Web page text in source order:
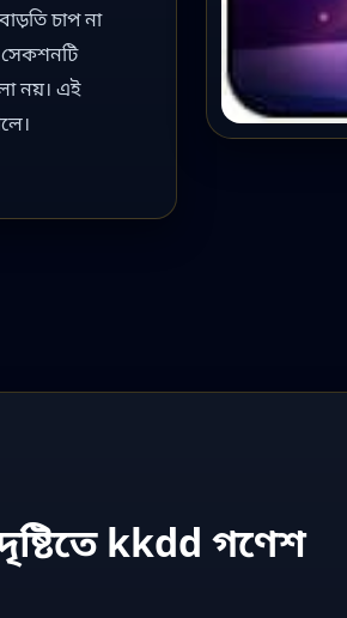
চাপ না
সেকশনটি
নয়। এই
kkdd গণেশ